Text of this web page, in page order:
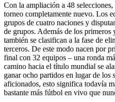
Con la ampliación a 48
torneo completamente nuevo. Los
grupos de cuatro naciones y
de grupos. Además de los primeros
también se clasifican a la fase de
terceros. De este modo nacen por
final con 32 equipos – una ronda
camino hacia el título mundial se
ganar ocho partidos en lugar de los
aficionados, esto significa todavía
bastante más fútbol en vivo que